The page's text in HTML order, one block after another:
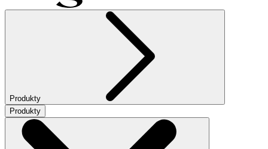
Produkty
Produkty